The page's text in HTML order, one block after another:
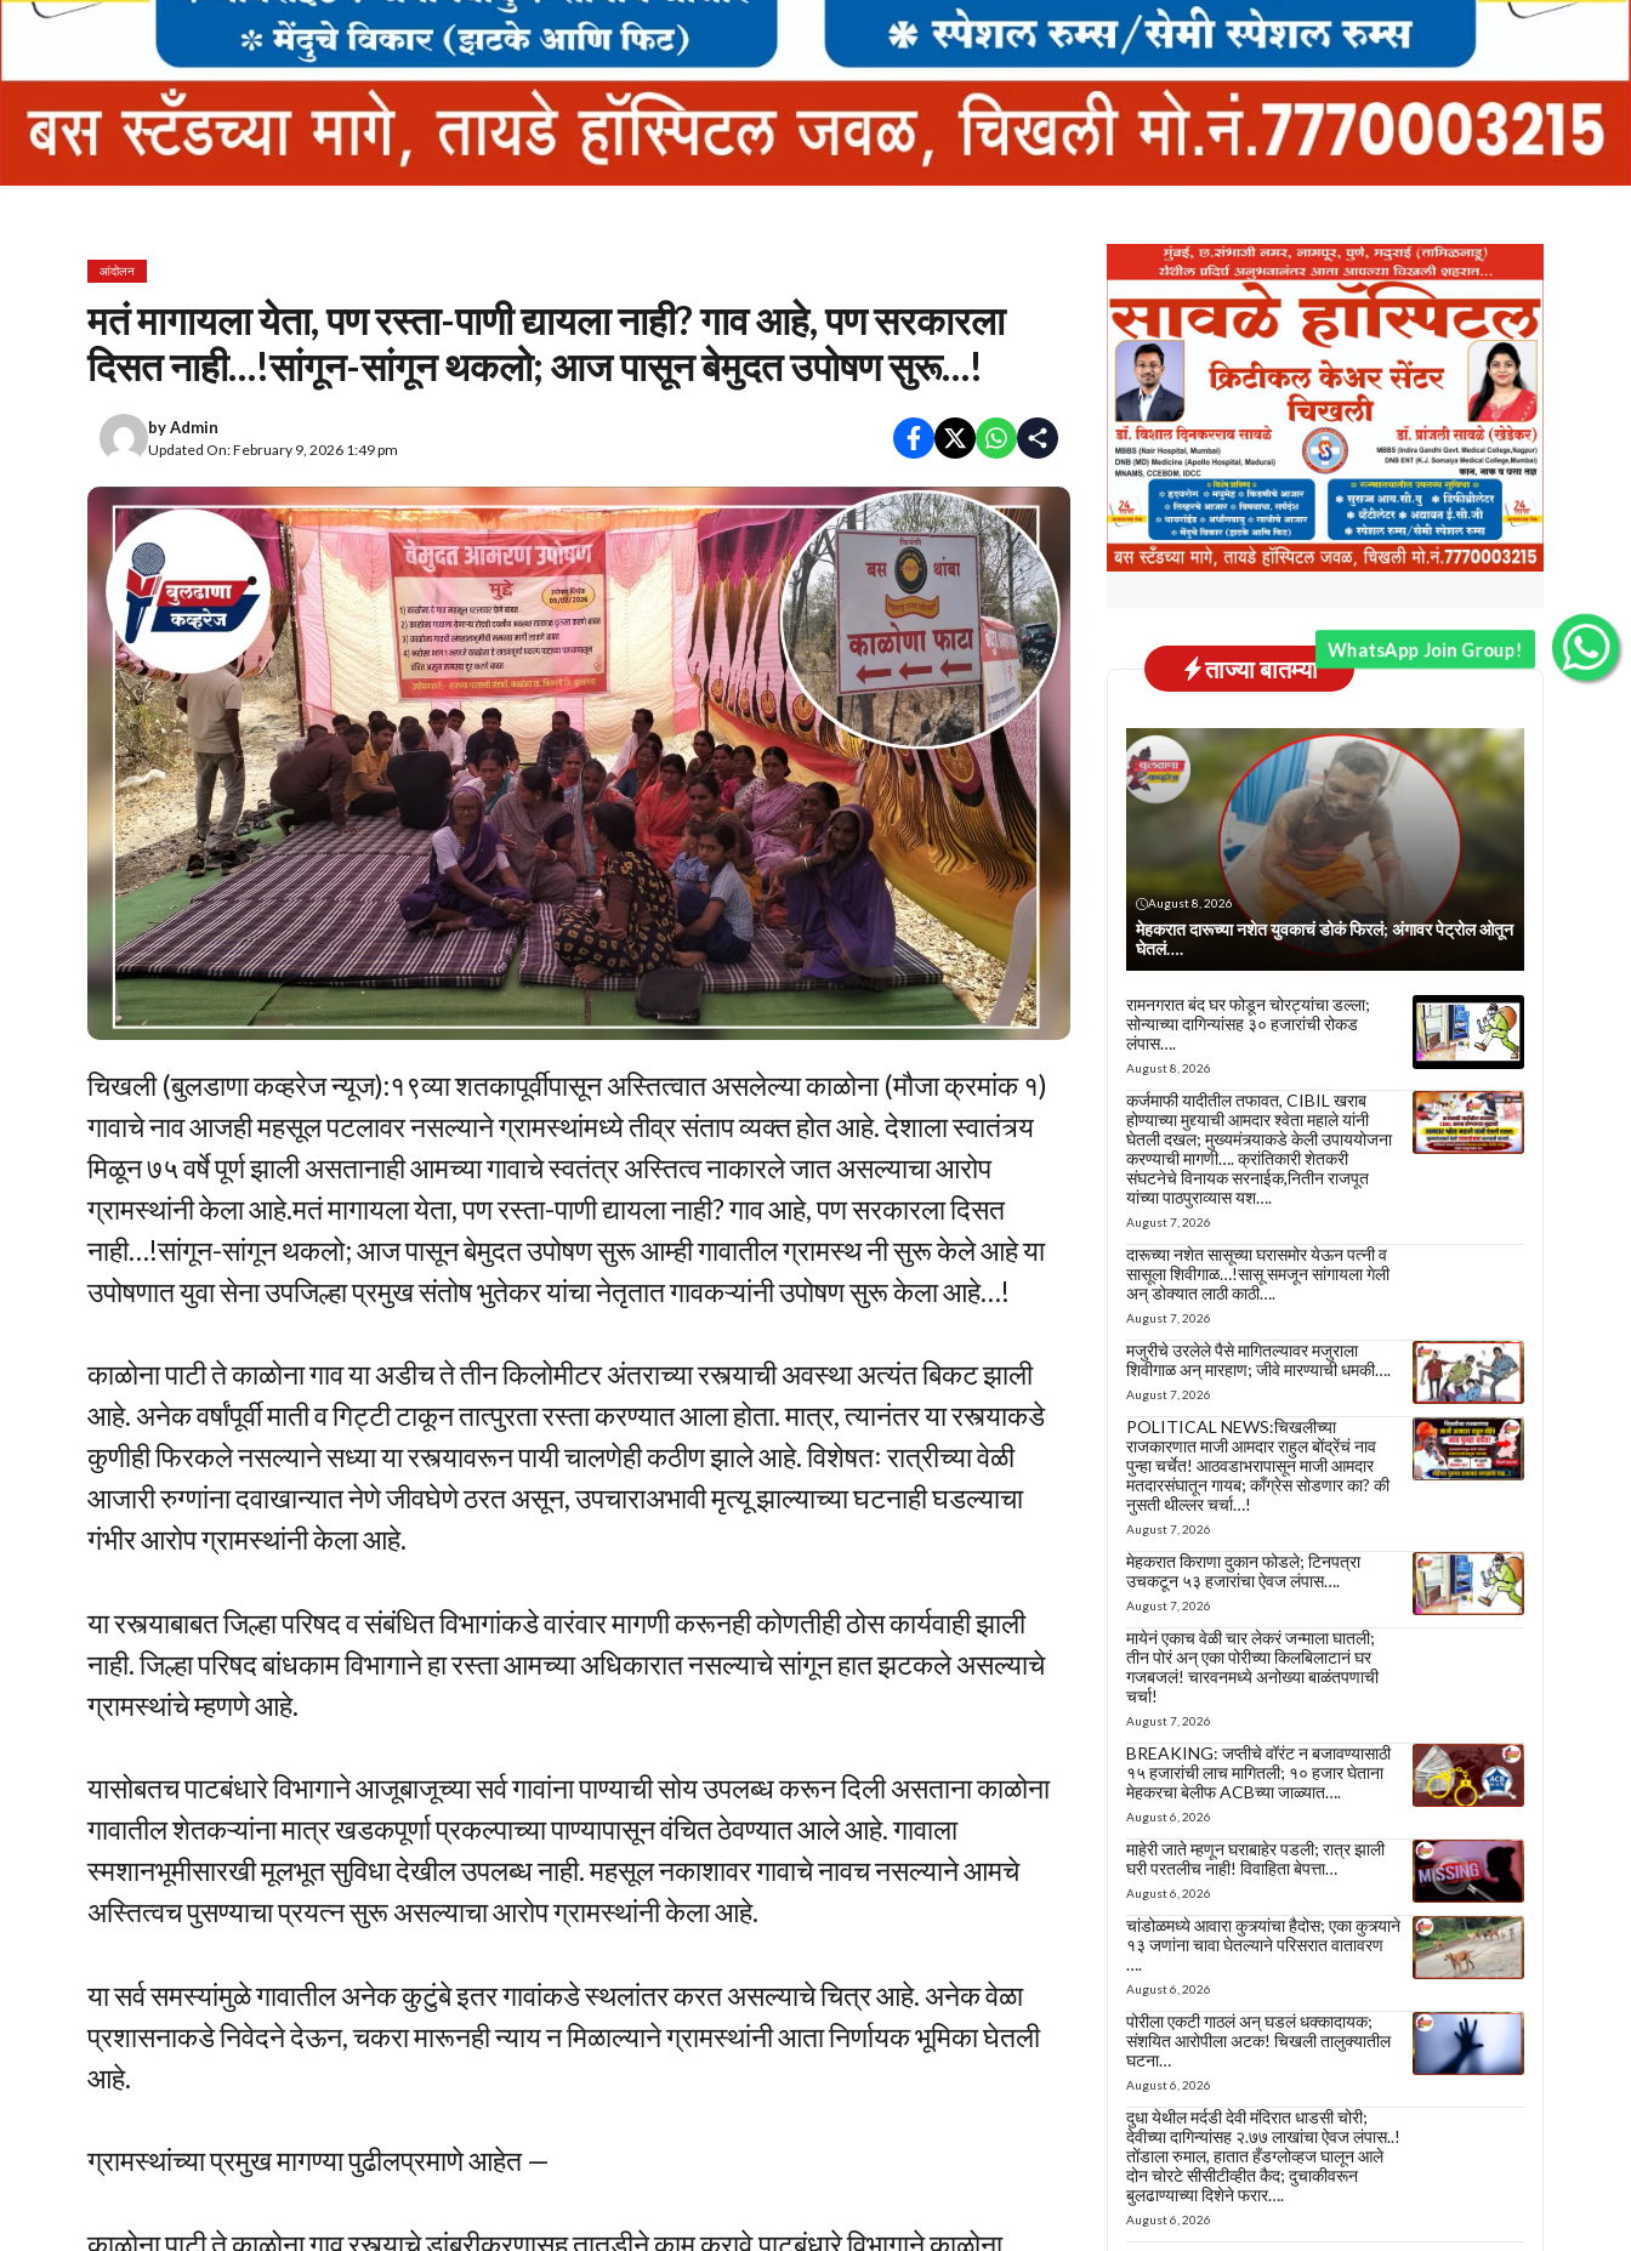
आंदोलन
मतं मागायला येता, पण रस्ता-पाणी द्यायला नाही? गाव आहे, पण सरकारला
दिसत नाही…!सांगून-सांगून थकलो; आज पासून बेमुदत उपोषण सुरू…!
byAdmin
Updated On: February 9, 2026 1:49 pm
चिखली (बुलडाणा कव्हरेज न्यूज):१९व्या शतकापूर्वीपासून अस्तित्वात असलेल्या काळोना (मौजा क्रमांक १)
गावाचे नाव आजही महसूल पटलावर नसल्याने ग्रामस्थांमध्ये तीव्र संताप व्यक्त होत आहे. देशाला स्वातंत्र्य
मिळून ७५ वर्षे पूर्ण झाली असतानाही आमच्या गावाचे स्वतंत्र अस्तित्व नाकारले जात असल्याचा आरोप
ग्रामस्थांनी केला आहे.मतं मागायला येता, पण रस्ता-पाणी द्यायला नाही? गाव आहे, पण सरकारला दिसत
नाही…!सांगून-सांगून थकलो; आज पासून बेमुदत उपोषण सुरू आम्ही गावातील ग्रामस्थ नी सुरू केले आहे या
उपोषणात युवा सेना उपजिल्हा प्रमुख संतोष भुतेकर यांचा नेतृतात गावकऱ्यांनी उपोषण सुरू केला आहे…!
काळोना पाटी ते काळोना गाव या अडीच ते तीन किलोमीटर अंतराच्या रस्त्याची अवस्था अत्यंत बिकट झाली
आहे. अनेक वर्षांपूर्वी माती व गिट्टी टाकून तात्पुरता रस्ता करण्यात आला होता. मात्र, त्यानंतर या रस्त्याकडे
कुणीही फिरकले नसल्याने सध्या या रस्त्यावरून पायी चालणेही कठीण झाले आहे. विशेषतः रात्रीच्या वेळी
आजारी रुग्णांना दवाखान्यात नेणे जीवघेणे ठरत असून, उपचाराअभावी मृत्यू झाल्याच्या घटनाही घडल्याचा
गंभीर आरोप ग्रामस्थांनी केला आहे.
या रस्त्याबाबत जिल्हा परिषद व संबंधित विभागांकडे वारंवार मागणी करूनही कोणतीही ठोस कार्यवाही झाली
नाही. जिल्हा परिषद बांधकाम विभागाने हा रस्ता आमच्या अधिकारात नसल्याचे सांगून हात झटकले असल्याचे
ग्रामस्थांचे म्हणणे आहे.
यासोबतच पाटबंधारे विभागाने आजूबाजूच्या सर्व गावांना पाण्याची सोय उपलब्ध करून दिली असताना काळोना
गावातील शेतकऱ्यांना मात्र खडकपूर्णा प्रकल्पाच्या पाण्यापासून वंचित ठेवण्यात आले आहे. गावाला
स्मशानभूमीसारखी मूलभूत सुविधा देखील उपलब्ध नाही. महसूल नकाशावर गावाचे नावच नसल्याने आमचे
अस्तित्वच पुसण्याचा प्रयत्न सुरू असल्याचा आरोप ग्रामस्थांनी केला आहे.
या सर्व समस्यांमुळे गावातील अनेक कुटुंबे इतर गावांकडे स्थलांतर करत असल्याचे चित्र आहे. अनेक वेळा
प्रशासनाकडे निवेदने देऊन, चकरा मारूनही न्याय न मिळाल्याने ग्रामस्थांनी आता निर्णायक भूमिका घेतली
आहे.
ग्रामस्थांच्या प्रमुख मागण्या पुढीलप्रमाणे आहेत —
काळोना पाटी ते काळोना गाव रस्त्याचे डांबरीकरणासह तातडीने काम करावे.पाटबंधारे विभागाने काळोना
ताज्या बातम्या
August 8, 2026
मेहकरात दारूच्या नशेत युवकाचं डोकं फिरलं; अंगावर पेट्रोल ओतून
घेतलं….
रामनगरात बंद घर फोडून चोरट्यांचा डल्ला;
सोन्याच्या दागिन्यांसह ३० हजारांची रोकड
लंपास….
August 8, 2026
कर्जमाफी यादीतील तफावत, CIBIL खराब
होण्याच्या मुद्द्याची आमदार श्वेता महाले यांनी
घेतली दखल; मुख्यमंत्र्याकडे केली उपाययोजना
करण्याची मागणी…. क्रांतिकारी शेतकरी
संघटनेचे विनायक सरनाईक,नितीन राजपूत
यांच्या पाठपुराव्यास यश….
August 7, 2026
दारूच्या नशेत सासूच्या घरासमोर येऊन पत्नी व
सासूला शिवीगाळ…!सासू समजून सांगायला गेली
अन् डोक्यात लाठी काठी….
August 7, 2026
मजुरीचे उरलेले पैसे मागितल्यावर मजुराला
शिवीगाळ अन् मारहाण; जीवे मारण्याची धमकी….
August 7, 2026
POLITICAL NEWS:चिखलीच्या
राजकारणात माजी आमदार राहुल बोंद्रेंचं नाव
पुन्हा चर्चेत! आठवडाभरापासून माजी आमदार
मतदारसंघातून गायब; काँग्रेस सोडणार का? की
नुसती थील्लर चर्चा…!
August 7, 2026
मेहकरात किराणा दुकान फोडले; टिनपत्रा
उचकटून ५३ हजारांचा ऐवज लंपास….
August 7, 2026
मायेनं एकाच वेळी चार लेकरं जन्माला घातली;
तीन पोरं अन् एका पोरीच्या किलबिलाटानं घर
गजबजलं! चारवनमध्ये अनोख्या बाळंतपणाची
चर्चा!
August 7, 2026
BREAKING: जप्तीचे वॉरंट न बजावण्यासाठी
१५ हजारांची लाच मागितली; १० हजार घेताना
मेहकरचा बेलीफ ACBच्या जाळ्यात….
August 6, 2026
माहेरी जाते म्हणून घराबाहेर पडली; रात्र झाली
घरी परतलीच नाही! विवाहिता बेपत्ता…
August 6, 2026
चांडोळमध्ये आवारा कुत्र्यांचा हैदोस; एका कुत्र्याने
१३ जणांना चावा घेतल्याने परिसरात वातावरण
….
August 6, 2026
पोरीला एकटी गाठलं अन् घडलं धक्कादायक;
संशयित आरोपीला अटक! चिखली तालुक्यातील
घटना…
August 6, 2026
दुधा येथील मर्दडी देवी मंदिरात धाडसी चोरी;
देवीच्या दागिन्यांसह २.७७ लाखांचा ऐवज लंपास..!
तोंडाला रुमाल, हातात हँडग्लोव्हज घालून आले
दोन चोरटे सीसीटीव्हीत कैद; दुचाकीवरून
बुलढाण्याच्या दिशेने फरार….
August 6, 2026
WhatsApp Join Group!